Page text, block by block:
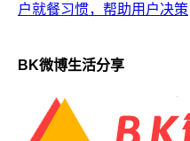
户就餐习惯，帮助用户决策
BK微博生活分享